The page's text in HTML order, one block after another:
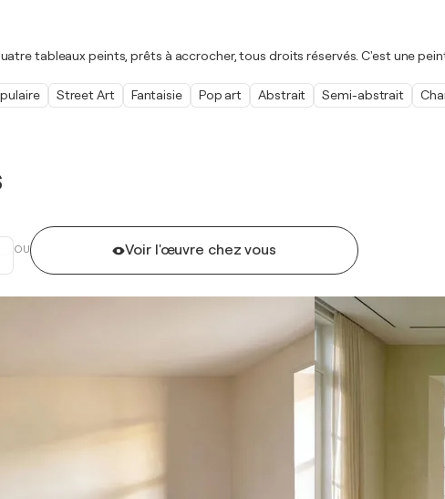
OU Voir l'œuvre chez vous
tableaux peints, prêts à accrocher, tous droits réservés. C'est une
Street Art Fantaisie Pop art Abstrait Semi-abstrait